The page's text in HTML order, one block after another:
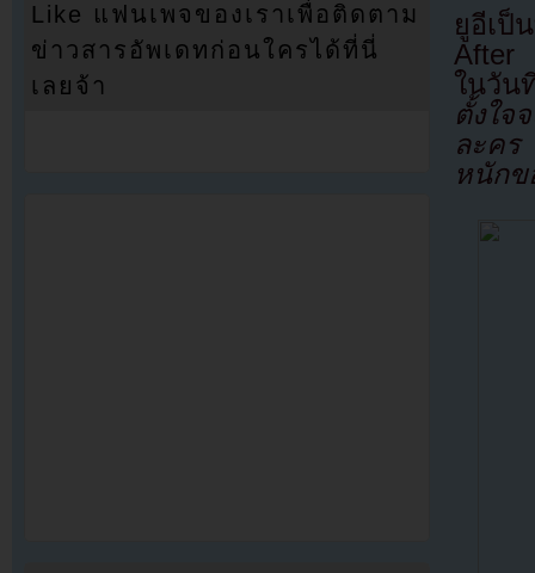
ยูอีเป็
After
ในวัน
ตั้งใจ
ละคร
หนักข
Like แฟนเพจของเราเพื่อติดตาม
ข่าวสารอัพเดทก่อนใครได้ที่นี่
เลยจ้า